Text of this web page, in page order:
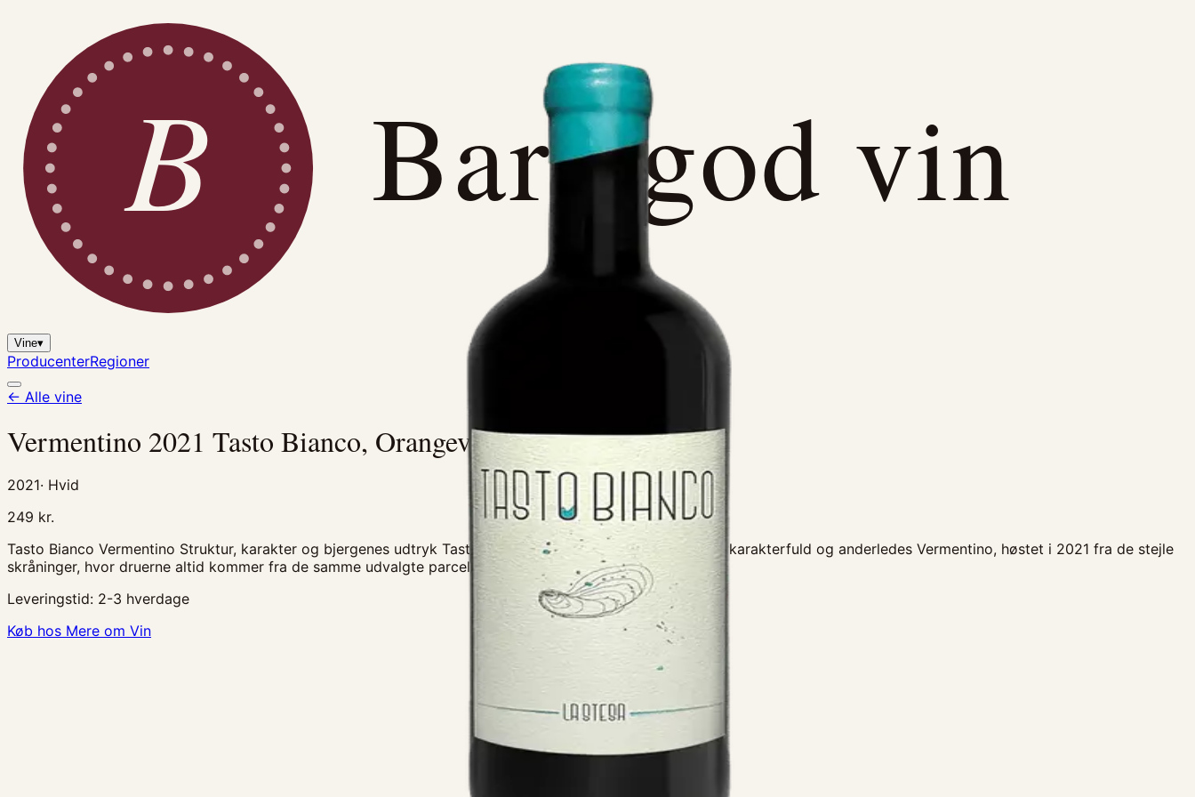
B Bare god vin
Vine▾
ProducenterRegioner
← Alle vine
Vermentino 2021 Tasto Bianco, Orangevin La Stesa
2021· Hvid
249 kr.
Tasto Bianco Vermentino Struktur, karakter og bjergenes udtryk Tasto Bianco er husets første hvide vin en karakterfuld og anderledes Vermentino, høstet i 2021 fra de stejle
skråninger, hvor druerne altid kommer fra de samme udvalgte parceller. En hylde
Leveringstid: 2-3 hverdage
Køb hos Mere om Vin